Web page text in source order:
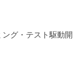
グ・テスト駆動開